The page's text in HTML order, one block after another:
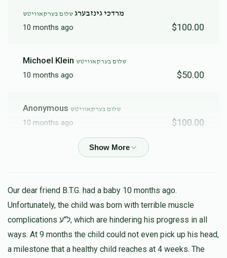
מרדכי גינזבערג שלום בערקאוויטש
10 months ago $100.00
Michoel Klein שלום בערקאוויטש
10 months ago $50.00
Anonymous שלום בערקאוויטש
10 months ago $100.00
Abraham Rubinfeldשלום בערקאוויטש
ישיבת וואלאזיןשלום בערקאוויטש
10 months ago $50.00
שלום שלום ווי גרויס ביסטו, שטייג ווייטער ווייטער !!!
Our dear friend B.T.G. had a baby 10 months ago.
Unfortunately, the child was born with terrible muscle
complications ל"ע, which are hindering his progress in all
ways. At 9 months the child could not even pick up his head,
a milestone that a healthy child reaches at 4 weeks. The